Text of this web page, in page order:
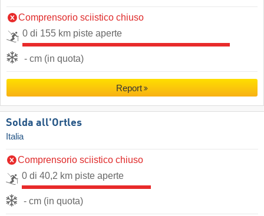
Comprensorio sciistico chiuso
0 di 155 km piste aperte
- cm (in quota)
Report
Solda all'Ortles
Italia
Comprensorio sciistico chiuso
0 di 40,2 km piste aperte
- cm (in quota)